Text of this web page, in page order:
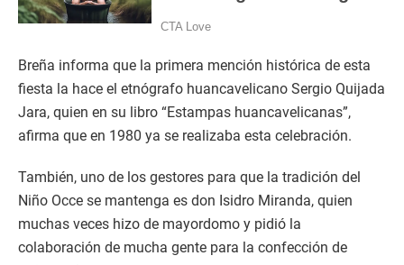
Breña informa que la primera mención histórica de esta
fiesta la hace el etnógrafo huancavelicano Sergio Quijada
Jara, quien en su libro “Estampas huancavelicanas”,
afirma que en 1980 ya se realizaba esta celebración.
También, uno de los gestores para que la tradición del
Niño Occe se mantenga es don Isidro Miranda, quien
muchas veces hizo de mayordomo y pidió la
colaboración de mucha gente para la confección de